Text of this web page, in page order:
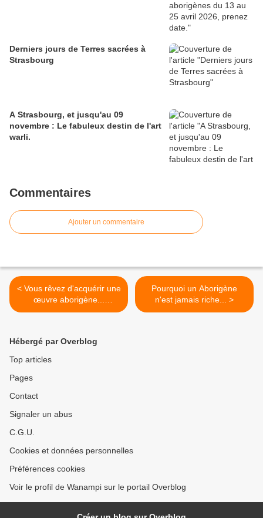
Derniers jours de Terres sacrées à
Strasbourg
A Strasbourg, et jusqu'au 09
novembre : Le fabuleux destin de l'art
warli.
Commentaires
Ajouter un commentaire
< Vous rêvez d'acquérir une
œuvre aborigène...
Rendez-vous à TULLE,
Pourquoi un Aborigène
n'est jamais riche... >
Hébergé par Overblog
Top articles
Pages
Contact
Signaler un abus
C.G.U.
Cookies et données personnelles
Préférences cookies
Voir le profil de Wanampi sur le portail Overblog